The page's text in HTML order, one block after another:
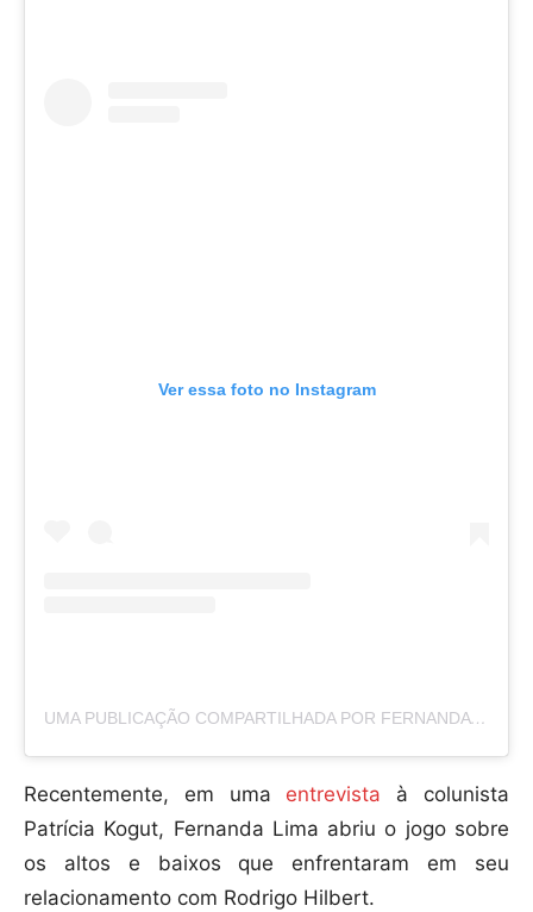
Ver essa foto no Instagram
UMA PUBLICAÇÃO COMPARTILHADA POR FERNANDA LIMA (@FERNANDALIMA)
Recentemente, em uma entrevista à colunista
Patrícia Kogut, Fernanda Lima abriu o jogo sobre
os altos e baixos que enfrentaram em seu
relacionamento com Rodrigo Hilbert.